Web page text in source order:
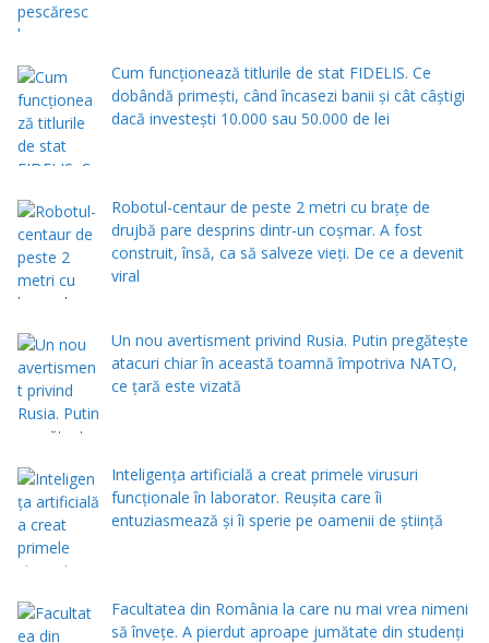
Cum funcționează titlurile de stat FIDELIS. Ce
dobândă primești, când încasezi banii şi cât câștigi
dacă investești 10.000 sau 50.000 de lei
Robotul-centaur de peste 2 metri cu brațe de
drujbă pare desprins dintr-un coșmar. A fost
construit, însă, ca să salveze vieți. De ce a devenit
viral
Un nou avertisment privind Rusia. Putin pregăteşte
atacuri chiar în această toamnă împotriva NATO,
ce țară este vizată
Inteligența artificială a creat primele virusuri
funcționale în laborator. Reușita care îi
entuziasmează și îi sperie pe oamenii de știință
Facultatea din România la care nu mai vrea nimeni
să înveţe. A pierdut aproape jumătate din studenţi